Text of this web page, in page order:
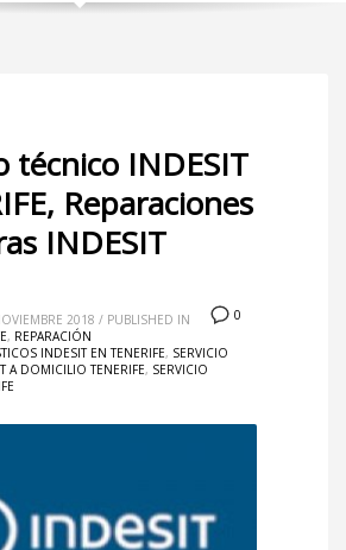
técnico INDESIT
Reparaciones
INDESIT
0
2018 / PUBLISHED IN
, REPARACIÓN
INDESIT EN TENERIFE, SERVICIO
A DOMICILIO TENERIFE, SERVICIO